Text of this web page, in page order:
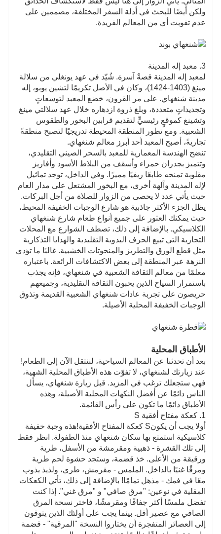
ولكن أيضًا للبحث في أدلة السفر المختلفة، مصممين على
عدم تفويت أي من المعالم الفريدة.
3. معبد إله المدينة
لمعبد إله المدينة قصةٌ آسرة. شُيّد في عهد يونغلي من سلالة
مينغ (1403-1424)، وكان في الأصل تكريمًا لتشين يوبو، إله
مدينة شنغهاي. على مر القرون، خضع المعبد لتوسعاتٍ
وتجديداتٍ متعددة، وبلغ ذروة ازدهاره خلال عهد سلالتي مينغ
وتشينغ كموقعٍ رئيسيٍّ لتقديم قرابين البخور والطقوس
الشعبية. ومع تطور المنطقة المحيطة تدريجيًا لتصبح منطقةً
تجاريةً، أصبح المعبد أحد أبرز معالم شنغهاي.
تنضح الهندسة المعمارية للمعبد بالسحر الصيني التقليدي،
وتتميز بجدران حمراء وأسقف من البلاط الأسود وأفاريز
مقلوبة تمنحه طابعًا ريفيًا مميزًا. وفي الداخل، توجد تماثيل
لإله المدينة وآلهة أخرى، مع البخور المشتعل على مدار العام
حيث يأتي عدد لا يحصى من الزوار للصلاة من أجل البركات.
يظل الجزء الأكثر جاذبية هو شارع الوجبات الخفيفة المحيط،
حيث يمكنك العثور على جميع أنواع طعام شارع شنغهاي
الكلاسيكي. بالإضافة إلى ذلك، تصطف الشوارع مع المحلات
التجارية التي تبيع الحرف اليدوية التقليدية والهدايا التذكارية
مثل قطع الورق والتطريز والمنحوتات الخشبية. غالبًا ما تؤدي
النزهة عبر المنطقة إلى بعض الاكتشافات الرائعة. باعتباره
معلمًا من معالم الثقافة الشعبية في شنغهاي، فإنه يجذب
باستمرار السياح الذين يحبون الثقافة التقليدية، وجميعهم
حريصون على تجربة عادات شنغهاي الشعبية القديمة وتذوق
الوجبات الخفيفة المحلية الأصيلة.
الأطباق المحلية
بعد أن تحدثنا عن المعالم السياحية، لننتقل الآن إلى الطعام!
عند زيارتك لشنغهاي، لا تفوّت هذه الأطباق المحلية الشهية،
فهي ستجعلك ترغب في المزيد. قبل زيارة شنغهاي، يسأل
الناس دائمًا عن أفضل النكهات المحلية الأصيلة، وهذه
الأطباق دائمًا ما تكون على رأس القائمة.
1. كعكة مفتاح أفقية S
أولا يجب أن يكونS كعكة المفتاح الأفقية
!هذه وجبة خفيفة
كلاسيكية استمتع بها سكان شنغهاي منذ الطفولة. انظر فقط
إلى تلك القشرة - ذهبية ومقرمشة من الأسفل، طرية
ورقيقة من الأعلى. خذ قضمة، وستجد حشوة لحم طرية
ومرقًا غنيًا بالداخل. الملمس - مقرمش، طري، ولذيذ يذوب
معًا في فمك - مذهل تمامًا! بالإضافة إلى ذلك، تأتي الكعكات
المقلية في نوعين: "مرق صافي" و "مرق غني". إذا كنت
تفضل ملمسًا أكثر جفافًا ومقرمشًا، فاختر نسخة المرق
الصافي مع عصير أقل. بينما يجب على أولئك الذين يتوقون
إلى العصائر المتفجرة أن يختاروا النسخة "المرقية" - قضمة